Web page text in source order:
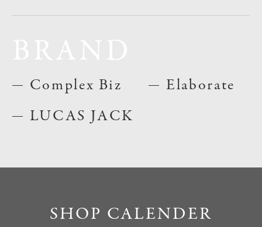
Complex Biz
LUCAS JACK
Elaborate
SHOP CALENDER